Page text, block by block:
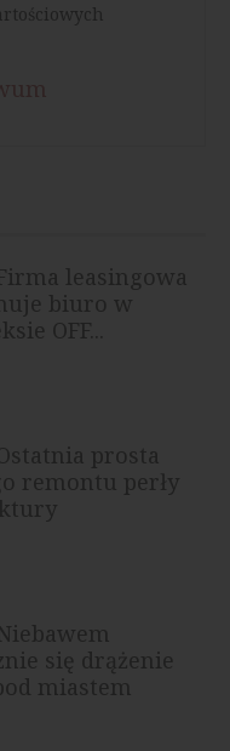
leasingowa
biuro w
OFF...
prosta
remontu perły
się drążenie
miastem